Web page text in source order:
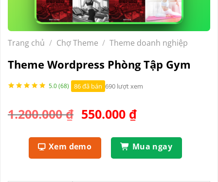
Trang chủ / Chợ Theme / Theme doanh nghiệp
Theme Wordpress Phòng Tập Gym
5.0 (68) 86 đã bán 690 lượt xem
1.200.000₫ Giá
là:
1.200.000 ₫.
550.000 ₫Giá
tại
là:
Xem demo Mua ngay